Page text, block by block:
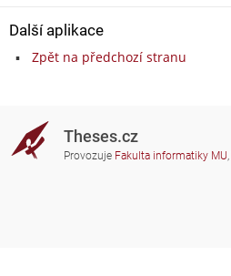
Další aplikace
Zpět na předchozí stranu
Theses.cz
Provozuje Fakulta informatiky MU,